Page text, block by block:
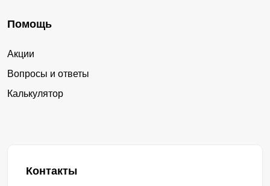
Помощь
Акции
Вопросы и ответы
Калькулятор
Контакты